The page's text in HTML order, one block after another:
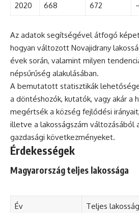
2020 668 672
Az adatok segítségével átfogó
hogyan változott Novajidrany
évek során, valamint milyen
népsűrűség alakulásában.
A bemutatott statisztikák
a döntéshozók, kutatók, vagy akár a
megértsék a község fejlődési
illetve a lakosságszám változásából
gazdasági következményeket.
Érdekességek
Magyarország teljes lakossága
Év Teljes lakosság